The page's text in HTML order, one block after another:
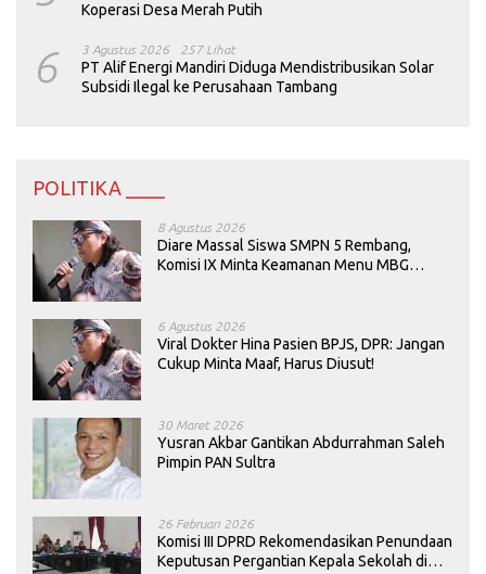
Koperasi Desa Merah Putih
6 3 Agustus 2026 257 Lihat
PT Alif Energi Mandiri Diduga Mendistribusikan Solar
Subsidi Ilegal ke Perusahaan Tambang
POLITIKA ____
8 Agustus 2026
Diare Massal Siswa SMPN 5 Rembang,
Komisi IX Minta Keamanan Menu MBG
6 Agustus 2026
Viral Dokter Hina Pasien BPJS, DPR: Jangan
Cukup Minta Maaf, Harus Diusut!
30 Maret 2026
Yusran Akbar Gantikan Abdurrahman Saleh
Pimpin PAN Sultra
26 Februari 2026
Komisi III DPRD Rekomendasikan Penundaan
Keputusan Pergantian Kepala Sekolah di